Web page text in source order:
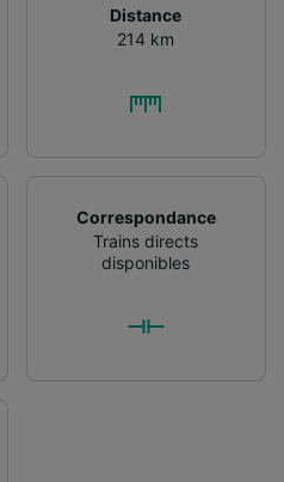
Distance
214 km
Correspondance
Trains directs
disponibles